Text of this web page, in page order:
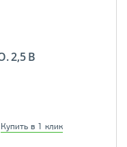
2,5 В
Купить в 1 клик